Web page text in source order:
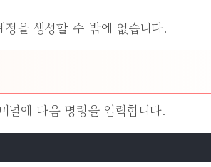
정을 생성할 수 밖에 없습니다.
널에 다음 명령을 입력합니다.